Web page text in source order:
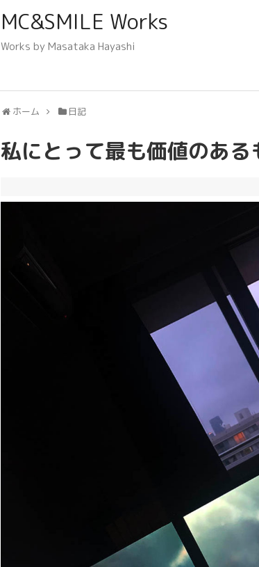
MC&SMILE Works
Works by Masataka Hayashi
ホーム 日記
私にとって最も価値のある